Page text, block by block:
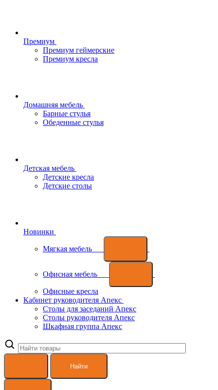
Премиум
Премиум геймерские
Премиум кресла
Домашняя мебель
Барные стулья
Обеденные стулья
Детская мебель
Детские кресла
Детские столы
Новинки
Мягкая мебель
Офисная мебель
Офисные кресла
Кабинет руководителя Апекс
Столы для заседаний Апекс
Столы руководителя Апекс
Шкафная группа Апекс
Найти